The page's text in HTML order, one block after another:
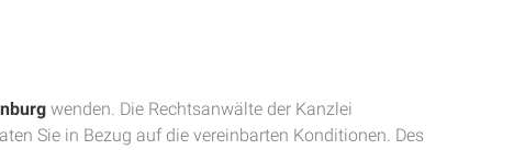
wenden. Die Rechtsanwälte der Kanzlei
Sie in Bezug auf die vereinbarten Konditionen. Des